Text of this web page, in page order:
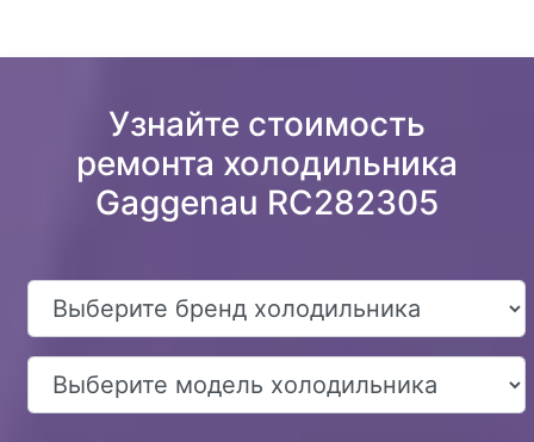
Узнайте стоимость
ремонта холодильника
Gaggenau RC282305